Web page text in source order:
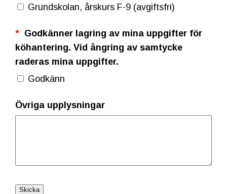
Grundskolan, årskurs F-9 (avgiftsfri)
* Godkänner lagring av mina uppgifter för
köhantering. Vid ångring av samtycke
raderas mina uppgifter.
Godkänn
Övriga upplysningar